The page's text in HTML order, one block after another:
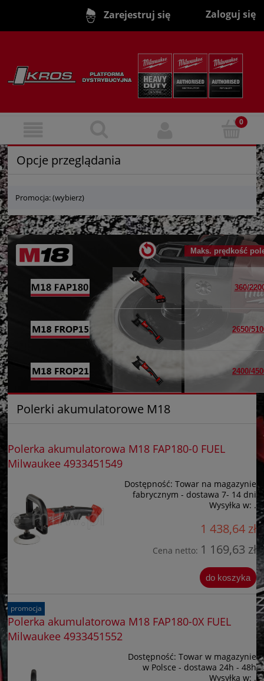
Zarejestruj się Zaloguj się
Opcje przeglądania
Promocja: (wybierz)
Maks. prędkość
360/
2650/
2400/
Polerki akumulatorowe M18
Polerka akumulatorowa M18 FAP180-0 FUEL
Milwaukee 4933451549
Dostępność: Towar na magazynie
fabrycznym - dostawa 7- 14 dni
Wysyłka w: .
1 438,64 zł
Cena netto: 1 169,63 zł
do koszyka
Polerka akumulatorowa M18 FAP180-0X FUEL
Milwaukee 4933451552
Dostępność: Towar w magazynie
w Polsce - dostawa 24h - 48h
Wysyłka w: .
promocja